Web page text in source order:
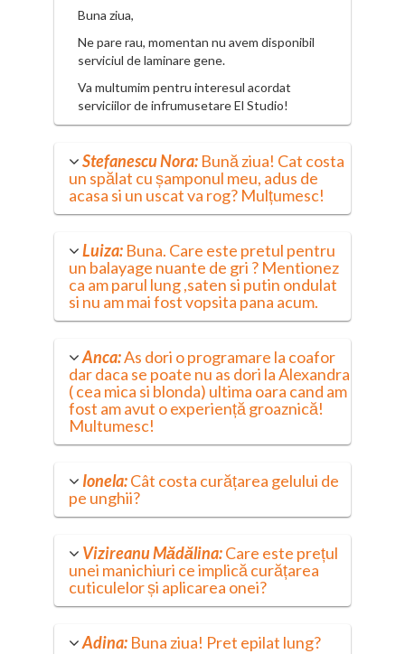
Buna ziua,
Ne pare rau, momentan nu avem disponibil
serviciul de laminare gene.
Va multumim pentru interesul acordat
serviciilor de infrumusetare El Studio!
Stefanescu Nora: Bună ziua! Cat costa
un spălat cu șamponul meu, adus de
acasa si un uscat va rog? Mulțumesc!
Luiza: Buna. Care este pretul pentru
un balayage nuante de gri ? Mentionez
ca am parul lung ,saten si putin ondulat
si nu am mai fost vopsita pana acum.
Anca:As dori o programare la coafor
dar daca se poate nu as dori la Alexandra
( cea mica si blonda) ultima oara cand am
fost am avut o experiență groaznică!
Multumesc!
Ionela:Cât costa curățarea gelului de
pe unghii?
Vizireanu Mădălina:Care este prețul
unei manichiuri ce implică curățarea
cuticulelor și aplicarea onei?
Adina: Buna ziua! Pret epilat lung?